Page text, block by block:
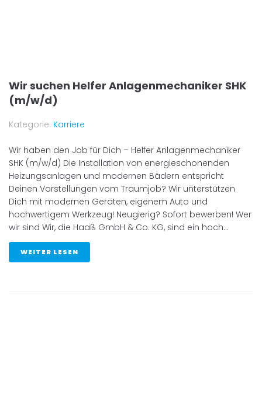
Wir suchen Helfer Anlagenmechaniker SHK
(m/w/d)
Kategorie: Karriere
Wir haben den Job für Dich – Helfer Anlagenmechaniker
SHK (m/w/d) Die Installation von energieschonenden
Heizungsanlagen und modernen Bädern entspricht
Deinen Vorstellungen vom Traumjob? Wir unterstützen
Dich mit modernen Geräten, eigenem Auto und
hochwertigem Werkzeug! Neugierig? Sofort bewerben! Wer
wir sind Wir, die Haaß GmbH & Co. KG, sind ein hoch...
WEITER LESEN